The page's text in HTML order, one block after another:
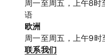
周一至周五，上午8
语
欧洲
周一至周五，上午9时
联系我们